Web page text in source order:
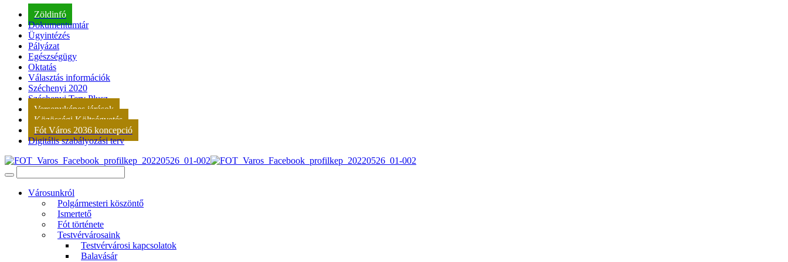
Zöldinfó
Dokumentumtár
Ügyintézés
Pályázat
Egészségügy
Oktatás
Választás információk
Széchenyi 2020
Széchenyi Terv Plusz
Versenyképes járások
Közösségi Költségvetés
Fót Város 2036 koncepció
Digitális szabályozási terv
Városunkról
Polgármesteri köszöntő
Ismertető
Fót története
Testvérvárosaink
Testvérvárosi kapcsolatok
Balavásár